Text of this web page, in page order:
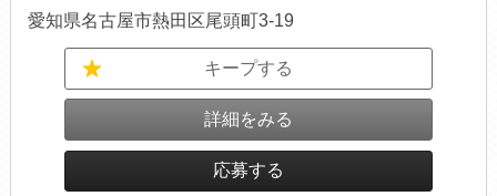
愛知県名古屋市熱田区尾頭町3-19
キープする
詳細をみる
応募する